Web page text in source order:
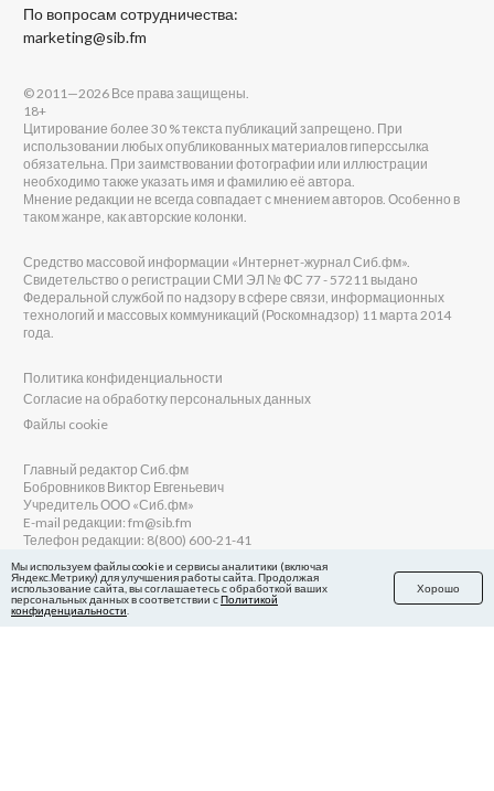
По вопросам сотрудничества:
marketing@sib.fm
© 2011—2026 Все права защищены.
18+
Цитирование более 30 % текста публикаций запрещено. При
использовании любых опубликованных материалов гиперссылка
обязательна. При заимствовании фотографии или иллюстрации
необходимо также указать имя и фамилию её автора.
Мнение редакции не всегда совпадает с мнением авторов. Особенно в
таком жанре, как авторские колонки.
Средство массовой информации «Интернет-журнал Сиб.фм».
Свидетельство о регистрации СМИ ЭЛ № ФС 77 - 57211 выдано
Федеральной службой по надзору в сфере связи, информационных
технологий и массовых коммуникаций (Роскомнадзор) 11 марта 2014
года.
Политика конфиденциальности
Согласие на обработку персональных данных
Файлы cookie
Главный редактор Сиб.фм
Бобровников Виктор Евгеньевич
Учредитель ООО «Сиб.фм»
E-mail редакции: fm@sib.fm
Телефон редакции: 8(800) 600-21-41
Сайт разработан и поддерживается Технодзен
Мы используем файлы cookie и сервисы аналитики (включая
Яндекс.Метрику) для улучшения работы сайта. Продолжая
использование сайта, вы соглашаетесь с обработкой ваших
персональных данных в соответствии сПолитикой
конфиденциальности
Хорошо